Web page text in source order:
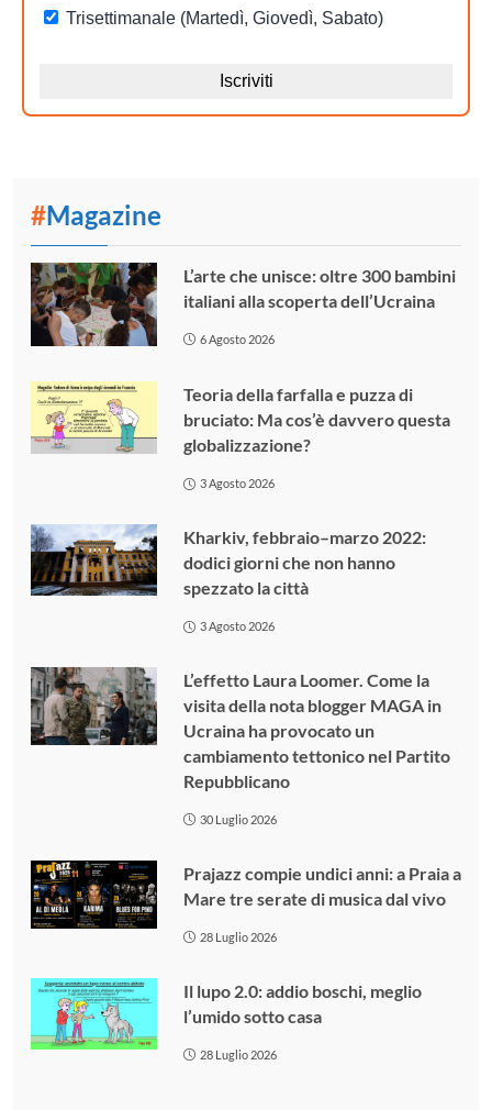
#Magazine
L’arte che unisce: oltre 300 bambini
italiani alla scoperta dell’Ucraina
6 Agosto 2026
Teoria della farfalla e puzza di
bruciato: Ma cos’è davvero questa
globalizzazione?
3 Agosto 2026
Kharkiv, febbraio–marzo 2022:
dodici giorni che non hanno
spezzato la città
3 Agosto 2026
L’effetto Laura Loomer. Come la
visita della nota blogger MAGA in
Ucraina ha provocato un
cambiamento tettonico nel Partito
Repubblicano
30 Luglio 2026
Prajazz compie undici anni: a Praia a
Mare tre serate di musica dal vivo
28 Luglio 2026
Il lupo 2.0: addio boschi, meglio
l’umido sotto casa
28 Luglio 2026